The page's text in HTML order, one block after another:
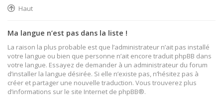
Haut
Ma langue n’est pas dans la liste !
La raison la plus probable est que l’administrateur n’ait pas installé
votre langue ou bien que personne n’ait encore traduit phpBB dans
votre langue. Essayez de demander à un administrateur du forum
d’installer la langue désirée. Si elle n’existe pas, n’hésitez pas à
créer et partager une nouvelle traduction. Vous trouverez plus
d’informations sur le site Internet de phpBB®.